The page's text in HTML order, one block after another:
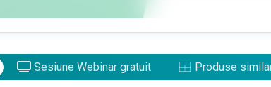
Sesiune Webinar gratuit Produse